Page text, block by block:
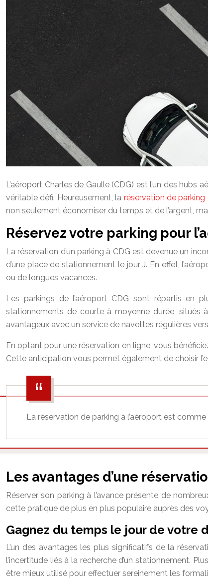
L’aéroport Charles de Gaulle (CDG) est l’un des
véritable défi. Heureusement, la réservation de parking
non seulement économiser du temps et de l’argent,
Réservez votre parking pour
La réservation d’un parking à CDG est devenue un
d’une place de stationnement le jour J. En effet,
ou de longues vacances.
Les parkings de l’aéroport CDG sont répartis en
stationnements de courte à moyenne durée, situés
avantageux avec un service de navettes régulières
En optant pour une réservation en ligne, vous
Cette anticipation vous permet également de choisir
La réservation de parking à l’aéroport est
Les avantages d’une
Réserver son parking à l’avance présente de
cette pratique de plus en plus populaire auprès des
Gagnez du temps le jour de votre
L’un des avantages les plus significatifs de la
l’incertitude liés à la recherche d’un stationnement.
être mieux utilisé pour effectuer sereinement les